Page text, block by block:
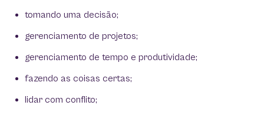
tomando uma decisão;
gerenciamento de projetos;
gerenciamento de tempo e produtividade;
fazendo as coisas certas;
lidar com conflito;